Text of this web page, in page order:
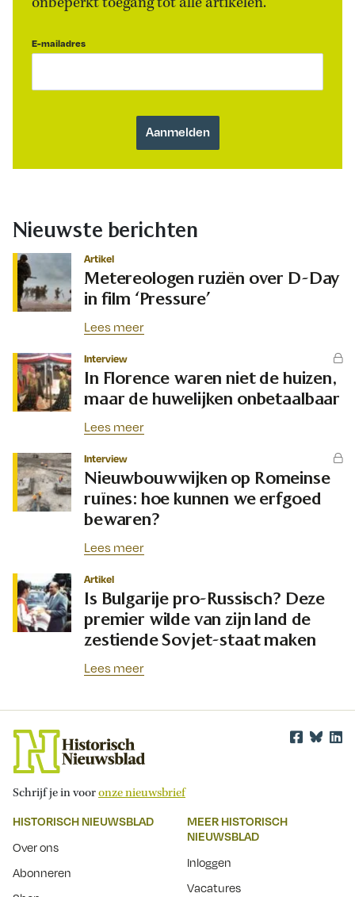
E-mailadres
Nieuwste berichten
Artikel
Metereologen ruziën over D-Day
in film ‘Pressure’
Lees meer
Interview
In Florence waren niet de huizen,
maar de huwelijken onbetaalbaar
Lees meer
Interview
Nieuwbouwwijken op Romeinse
ruïnes: hoe kunnen we erfgoed
bewaren?
Lees meer
Artikel
Is Bulgarije pro-Russisch? Deze
premier wilde van zijn land de
zestiende Sovjet-staat maken
Lees meer
Schrijf je in vooronze nieuwsbrief
HISTORISCH NIEUWSBLAD
Over ons
Abonneren
MEER HISTORISCH
NIEUWSBLAD
Inloggen
Vacatures